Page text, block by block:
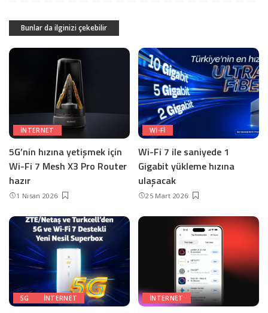
Bunlar da ilginizi çekebilir
INTERNET
5G’nin hızına yetişmek için
Wi-Fi 7 Mesh X3 Pro Router
hazır
1 Nisan 2026
WI-FI
Wi-Fi 7 ile saniyede 1
Gigabit yükleme hızına
ulaşacak
25 Mart 2026
5G INTERNET INTERNET